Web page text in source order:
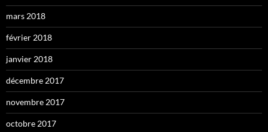
mars 2018
février 2018
janvier 2018
décembre 2017
novembre 2017
octobre 2017